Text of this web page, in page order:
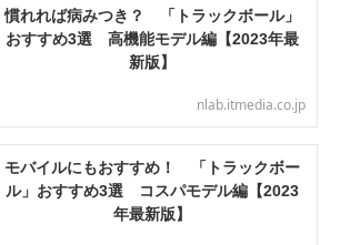
慣れれば病みつき？ 「トラックボール」
おすすめ3選 高機能モデル編【2023年最
新版】
nlab.itmedia.co.jp
モバイルにもおすすめ！ 「トラックボー
ル」おすすめ3選 コスパモデル編【2023
年最新版】